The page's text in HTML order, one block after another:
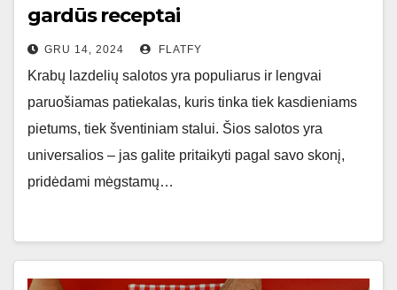
gardūs receptai
GRU 14, 2024 FLATFY
Krabų lazdelių salotos yra populiarus ir lengvai
paruošiamas patiekalas, kuris tinka tiek kasdieniams
pietums, tiek šventiniam stalui. Šios salotos yra
universalios – jas galite pritaikyti pagal savo skonį,
pridėdami mėgstamų…